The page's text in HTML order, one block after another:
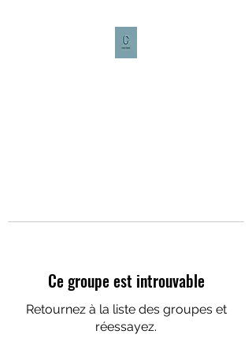
Ce groupe est introuvable
Retournez à la liste des groupes et
réessayez.